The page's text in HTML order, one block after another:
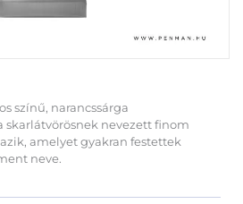
színű, narancssárga
skarlátvörösnek nevezett finom
amelyet gyakran festettek
neve.